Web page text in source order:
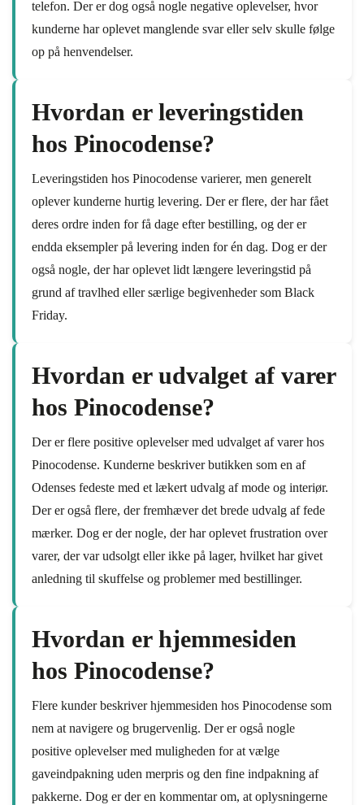
telefon. Der er dog også nogle negative oplevelser, hvor
kunderne har oplevet manglende svar eller selv skulle følge
op på henvendelser.
Hvordan er leveringstiden
hos Pinocodense?
Leveringstiden hos Pinocodense varierer, men generelt
oplever kunderne hurtig levering. Der er flere, der har fået
deres ordre inden for få dage efter bestilling, og der er
endda eksempler på levering inden for én dag. Dog er der
også nogle, der har oplevet lidt længere leveringstid på
grund af travlhed eller særlige begivenheder som Black
Friday.
Hvordan er udvalget af varer
hos Pinocodense?
Der er flere positive oplevelser med udvalget af varer hos
Pinocodense. Kunderne beskriver butikken som en af
Odenses fedeste med et lækert udvalg af mode og interiør.
Der er også flere, der fremhæver det brede udvalg af fede
mærker. Dog er der nogle, der har oplevet frustration over
varer, der var udsolgt eller ikke på lager, hvilket har givet
anledning til skuffelse og problemer med bestillinger.
Hvordan er hjemmesiden
hos Pinocodense?
Flere kunder beskriver hjemmesiden hos Pinocodense som
nem at navigere og brugervenlig. Der er også nogle
positive oplevelser med muligheden for at vælge
gaveindpakning uden merpris og den fine indpakning af
pakkerne. Dog er der en kommentar om, at oplysningerne